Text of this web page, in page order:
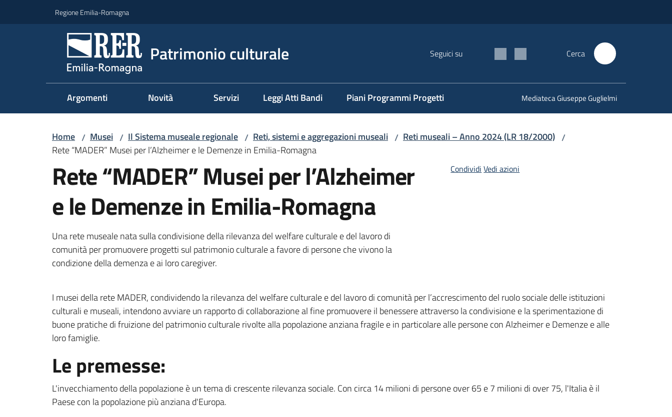
Regione Emilia-Romagna
Patrimonio culturale Seguici su Cerca
Argomenti Novità Servizi Leggi Atti Bandi Piani Programmi Progetti Mediateca Giuseppe Guglielmi
Home / Musei / Il Sistema museale regionale / Reti, sistemi e aggregazioni museali / Reti museali – Anno 2024 (LR 18/2000) /
Rete “MADER” Musei per l’Alzheimer e le Demenze in Emilia-Romagna
Rete “MADER” Musei per l’Alzheimer
e le Demenze in Emilia-Romagna
Una rete museale nata sulla condivisione della rilevanza del welfare culturale e del lavoro di
comunità per promuovere progetti sul patrimonio culturale a favore di persone che vivono la
condizione della demenza e ai loro caregiver.
Condividi Vedi azioni
I musei della rete MADER, condividendo la rilevanza del welfare culturale e del lavoro di comunità per l’accrescimento del ruolo sociale delle istituzioni
culturali e museali, intendono avviare un rapporto di collaborazione al fine promuovere il benessere attraverso la condivisione e la sperimentazione di
buone pratiche di fruizione del patrimonio culturale rivolte alla popolazione anziana fragile e in particolare alle persone con Alzheimer e Demenze e alle
loro famiglie.
Le premesse:
L'invecchiamento della popolazione è un tema di crescente rilevanza sociale. Con circa 14 milioni di persone over 65 e 7 milioni di over 75, l'Italia è il
Paese con la popolazione più anziana d'Europa.